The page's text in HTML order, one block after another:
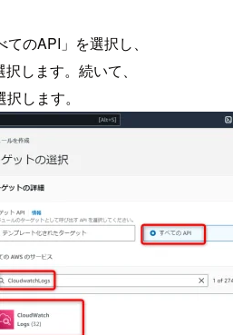
のAPI」を選択し、
します。続いて、
します。